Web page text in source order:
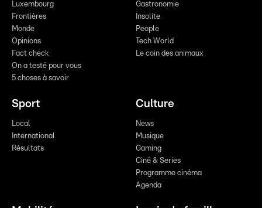
Luxembourg
Frontières
Monde
Opinions
Fact check
On a testé pour vous
5 choses à savoir
Gastronomie
Insolite
People
Tech World
Le coin des animaux
Sport
Local
International
Résultats
Culture
News
Musique
Gaming
Ciné & Series
Programme cinéma
Agenda